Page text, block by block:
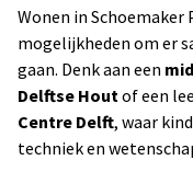
Wonen in
mogelijkheden om er
gaan. Denk aan een
Delftse Houtof een
Centre Delft, waar
techniek en